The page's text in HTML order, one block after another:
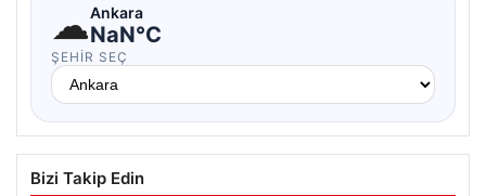
☁Ankara
NaN°C
ŞEHIR SEÇ
Bizi Takip Edin